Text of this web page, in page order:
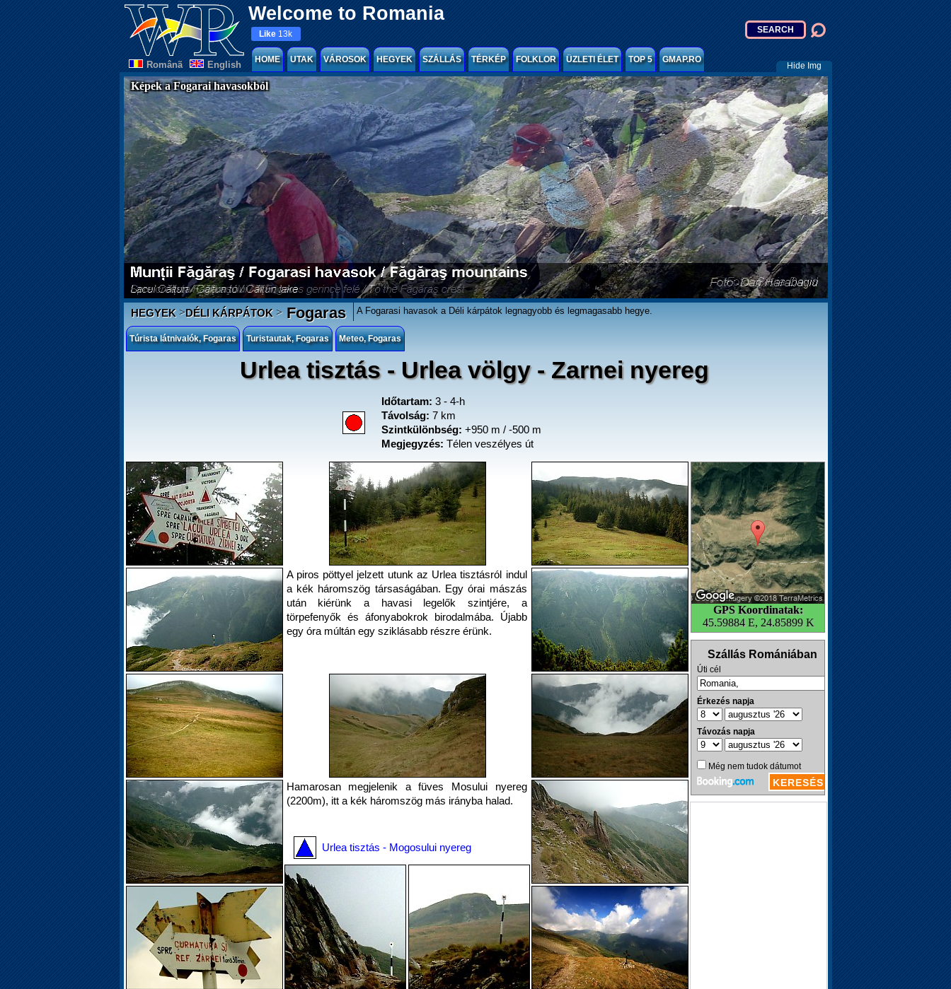
Welcome to Romania
Românã English
Like 13k
HOME UTAK VÁROSOK HEGYEK SZÁLLÁS TÉRKÉP FOLKLOR ÜZLETI ÉLET TOP 5 GMAP.RO
Hide Img
Képek a Fogarai havasokból
HEGYEK>DÉLI KÁRPÁTOK>Fogaras A Fogarasi havasok a Déli kárpátok legnagyobb és legmagasabb hegye.
Túrista látnivalók, Fogaras Turistautak, Fogaras Meteo, Fogaras
Urlea tisztás - Urlea völgy - Zarnei nyereg
GPS Koordinatak:
45.59884 E, 24.85899 K
Időtartam: 3 - 4-h
Távolság: 7 km
Szintkülönbség: +950 m / -500 m
Megjegyzés: Télen veszélyes út
A piros pöttyel jelzett utunk az Urlea tisztásról indul
a kék háromszög társaságában. Egy órai mászás
után kiérünk a havasi legelők szintjére, a
törpefenyők és áfonyabokrok birodalmába. Újabb
egy óra múltán egy sziklásabb részre érünk.
Hamarosan megjelenik a füves Mosului nyereg
(2200m), itt a kék háromszög más irányba halad.
Urlea tisztás - Mogosului nyereg